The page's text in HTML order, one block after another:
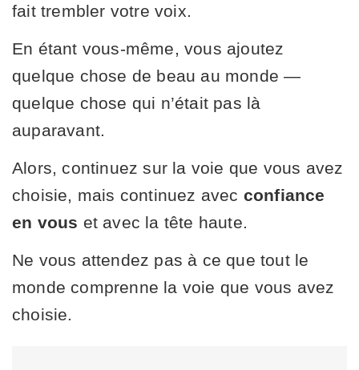
fait trembler votre voix.
En étant vous-même, vous ajoutez
quelque chose de beau au monde —
quelque chose qui n’était pas là
auparavant.
Alors, continuez sur la voie que vous avez
choisie, mais continuez avec confiance
en vous et avec la tête haute.
Ne vous attendez pas à ce que tout le
monde comprenne la voie que vous avez
choisie.